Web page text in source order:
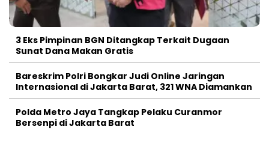
3 Eks Pimpinan BGN Ditangkap Terkait Dugaan
Sunat Dana Makan Gratis
Bareskrim Polri Bongkar Judi Online Jaringan
Internasional di Jakarta Barat, 321 WNA Diamankan
Polda Metro Jaya Tangkap Pelaku Curanmor
Bersenpi di Jakarta Barat